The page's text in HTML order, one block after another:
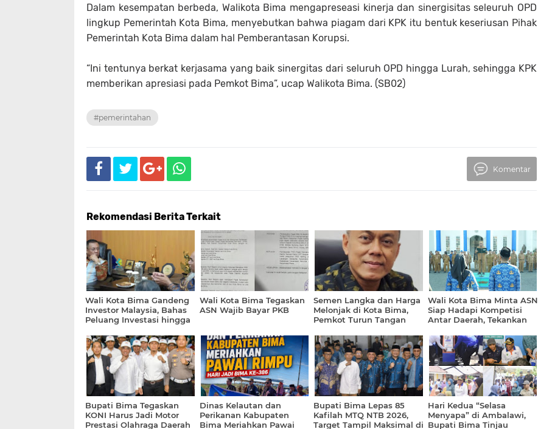
Dalam kesempatan berbeda, Walikota Bima mengapreseasi kinerja dan sinergisitas seleuruh OPD
lingkup Pemerintah Kota Bima, menyebutkan bahwa piagam dari KPK itu bentuk keseriusan Pihak
Pemerintah Kota Bima dalam hal Pemberantasan Korupsi.
“Ini tentunya berkat kerjasama yang baik sinergitas dari seluruh OPD hingga Lurah, sehingga KPK
memberikan apresiasi pada Pemkot Bima”, ucap Walikota Bima. (SB02)
#pemerintahan
Komentar
Rekomendasi Berita Terkait
Wali Kota Bima Gandeng
Investor Malaysia, Bahas
Peluang Investasi hingga
Wali Kota Bima Tegaskan
ASN Wajib Bayar PKB
Semen Langka dan Harga
Melonjak di Kota Bima,
Pemkot Turun Tangan
Wali Kota Bima Minta ASN
Siap Hadapi Kompetisi
Antar Daerah, Tekankan
Bupati Bima Tegaskan
KONI Harus Jadi Motor
Prestasi Olahraga Daerah
Dinas Kelautan dan
Perikanan Kabupaten
Bima Meriahkan Pawai
Bupati Bima Lepas 85
Kafilah MTQ NTB 2026,
Target Tampil Maksimal di
Hari Kedua “Selasa
Menyapa” di Ambalawi,
Bupati Bima Tinjau